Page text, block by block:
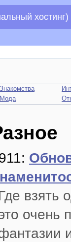
хостинг)
Знакомства
Мода
взять
очень